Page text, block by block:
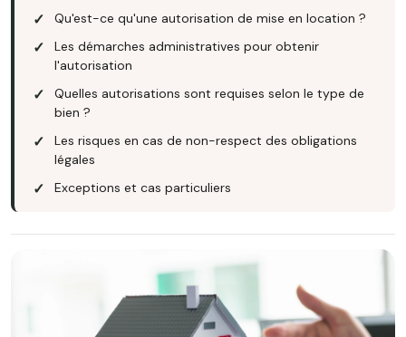
Qu'est-ce qu'une autorisation de mise en location ?
Les démarches administratives pour obtenir
l'autorisation
Quelles autorisations sont requises selon le type de
bien ?
Les risques en cas de non-respect des obligations
légales
Exceptions et cas particuliers